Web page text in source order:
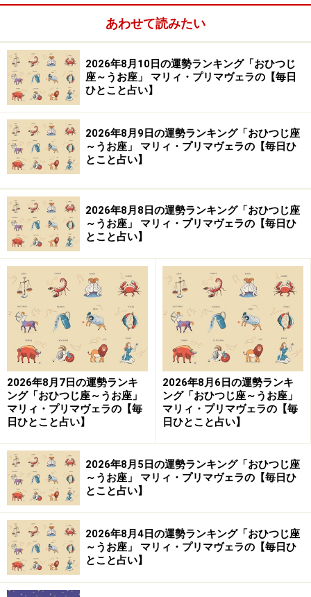
【今月のカード：戦車（The Chariot）／正位置】
＞【詳しく見る】カードの意味、今月のラッキーカラー
おうし座（4月20日～5月20日生まれ）
愚者（The Fool）／正位置
【今月のカード：愚者（The Fool）／正位置】
＞【詳しく見る】カードの意味、今月のラッキーカラー
はこちら
ふたご座（5月21日～6月21日生まれ）
運命の輪（Wheel of Fortune）／正位置
【今月のカード：運命の輪（Wheel of Fortune）／正位
置】
＞【詳しく見る】カードの意味、今月のラッキーカラー
はこちら
かに座（6月22日～7月22日生まれ）
あわせて読みたい
2026年8月10日の運勢ランキング「おひつじ
座～うお座」 マリィ・プリマヴェラの【毎日
ひとこと占い】
2026年8月9日の運勢ランキング「おひつじ座
～うお座」 マリィ・プリマヴェラの【毎日ひ
とこと占い】
2026年8月8日の運勢ランキング「おひつじ座
～うお座」 マリィ・プリマヴェラの【毎日ひ
とこと占い】
2026年8月7日の運勢ランキ
ング「おひつじ座～うお座」
マリィ・プリマヴェラの【毎
日ひとこと占い】
2026年8月6日の運勢ランキ
ング「おひつじ座～うお座」
マリィ・プリマヴェラの【毎
日ひとこと占い】
2026年8月5日の運勢ランキング「おひつじ座
～うお座」 マリィ・プリマヴェラの【毎日ひ
とこと占い】
2026年8月4日の運勢ランキング「おひつじ座
～うお座」 マリィ・プリマヴェラの【毎日ひ
とこと占い】